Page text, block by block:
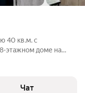
40 кв.м. с
этажном доме на
Чат